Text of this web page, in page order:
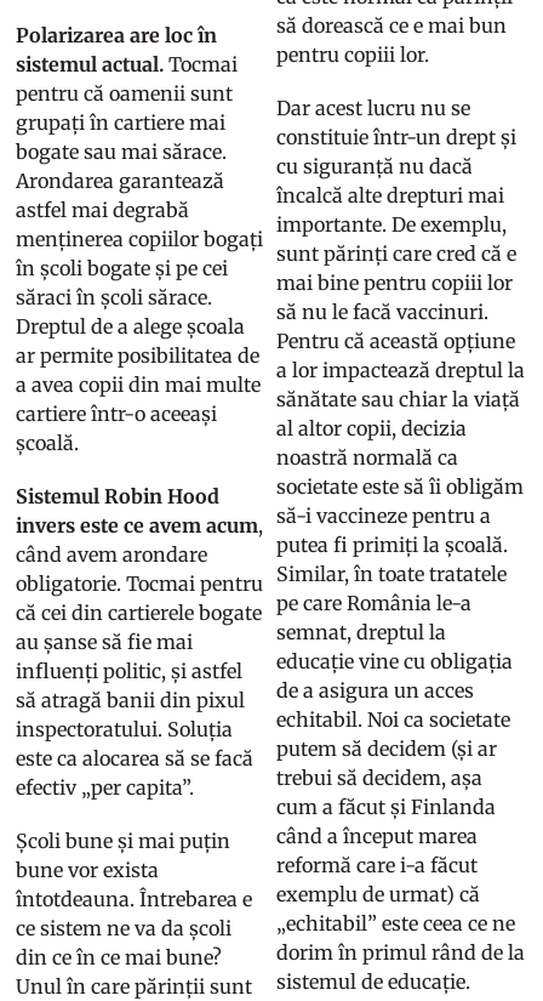
Polarizarea are loc în
sistemul actual. Tocmai
pentru că oamenii sunt
grupați în cartiere mai
bogate sau mai sărace.
Arondarea garantează
astfel mai degrabă
menținerea copiilor bogați
în școli bogate și pe cei
săraci în școli sărace.
Dreptul de a alege școala
ar permite posibilitatea de
a avea copii din mai multe
cartiere într-o aceeași
școală.
Sistemul Robin Hood
invers este ce avem acum,
când avem arondare
obligatorie. Tocmai pentru
că cei din cartierele bogate
au șanse să fie mai
influenți politic, și astfel
să atragă banii din pixul
inspectoratului. Soluția
este ca alocarea să se facă
efectiv „per capita”.
Școli bune și mai puțin
bune vor exista
întotdeauna. Întrebarea e
ce sistem ne va da școli
din ce în ce mai bune?
Unul în care părinții sunt
să dorească ce e mai bun
pentru copiii lor.
Dar acest lucru nu se
constituie într-un drept și
cu siguranță nu dacă
încalcă alte drepturi mai
importante. De exemplu,
sunt părinți care cred că e
mai bine pentru copiii lor
să nu le facă vaccinuri.
Pentru că această opțiune
a lor impactează dreptul la
sănătate sau chiar la viață
al altor copii, decizia
noastră normală ca
societate este să îi obligăm
să-i vaccineze pentru a
putea fi primiți la școală.
Similar, în toate tratatele
pe care România le-a
semnat, dreptul la
educație vine cu obligația
de a asigura un acces
echitabil. Noi ca societate
putem să decidem (și ar
trebui să decidem, așa
cum a făcut și Finlanda
când a început marea
reformă care i-a făcut
exemplu de urmat) că
„echitabil” este ceea ce ne
dorim în primul rând de la
sistemul de educație.